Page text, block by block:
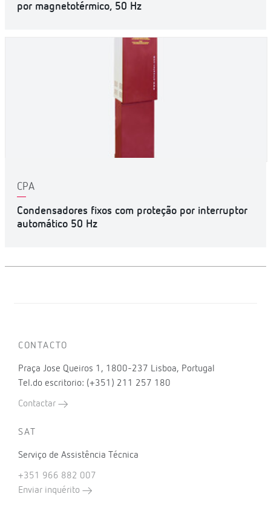
por magnetotérmico, 50 Hz
CPA
Condensadores fixos com proteção por interruptor
automático 50 Hz
CONTACTO
Praça Jose Queiros 1, 1800-237 Lisboa, Portugal
Tel.do escritorio: (+351) 211 257 180
Contactar
SAT
Serviço de Assistência Técnica
+351 966 882 007
Enviar inquérito